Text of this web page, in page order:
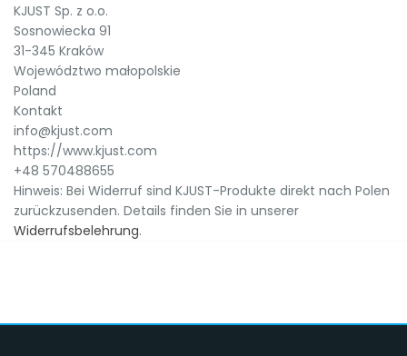
KJUST Sp. z o.o.
Sosnowiecka 91
31-345 Kraków
Województwo małopolskie
Poland
Kontakt
info@kjust.com
https://www.kjust.com
+48 570488655
Hinweis: Bei Widerruf sind KJUST-Produkte direkt nach Polen
zurückzusenden. Details finden Sie in unserer
Widerrufsbelehrung.